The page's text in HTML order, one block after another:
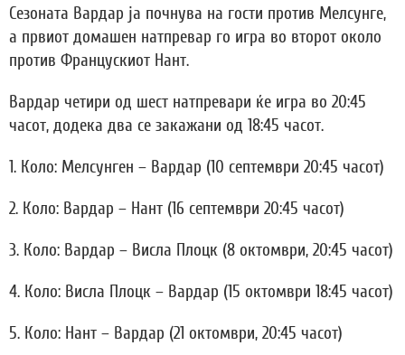
Сезоната Вардар ја почнува на гости против Мелсунге,
а првиот домашен натпревар го игра во второт около
против Францускиот Нант.
Вардар четири од шест натпревари ќе игра во 20:45
часот, додека два се закажани од 18:45 часот.
1. Коло: Мелсунген – Вардар (10 септември 20:45 часот)
2. Коло: Вардар – Нант (16 септември 20:45 часот)
3. Коло: Вардар – Висла Плоцк (8 октомври, 20:45 часот)
4. Коло: Висла Плоцк – Вардар (15 октомври 18:45 часот)
5. Коло: Нант – Вардар (21 октомври, 20:45 часот)